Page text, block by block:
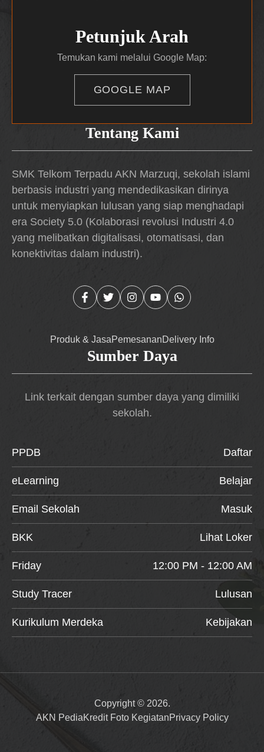
Tentang Kami
SMK Telkom Terpadu AKN Marzuqi, sekolah islami
berbasis industri yang mendedikasikan dirinya
untuk menyiapkan lulusan yang siap menghadapi
era Society 5.0 (Kolaborasi revolusi Industri 4.0
yang melibatkan digitalisasi, otomatisasi, dan
konektivitas dalam industri).
Produk & JasaPemesananDelivery Info
Petunjuk Arah
Temukan kami melalui Google Map:
GOOGLE MAP
Sumber Daya
Link terkait dengan sumber daya yang dimiliki
sekolah.
PPDB Daftar
eLearning Belajar
Email Sekolah Masuk
BKK Lihat Loker
Friday 12:00 PM - 12:00 AM
Study Tracer Lulusan
Kurikulum Merdeka Kebijakan
Copyright © 2026.
AKN PediaKredit Foto KegiatanPrivacy Policy